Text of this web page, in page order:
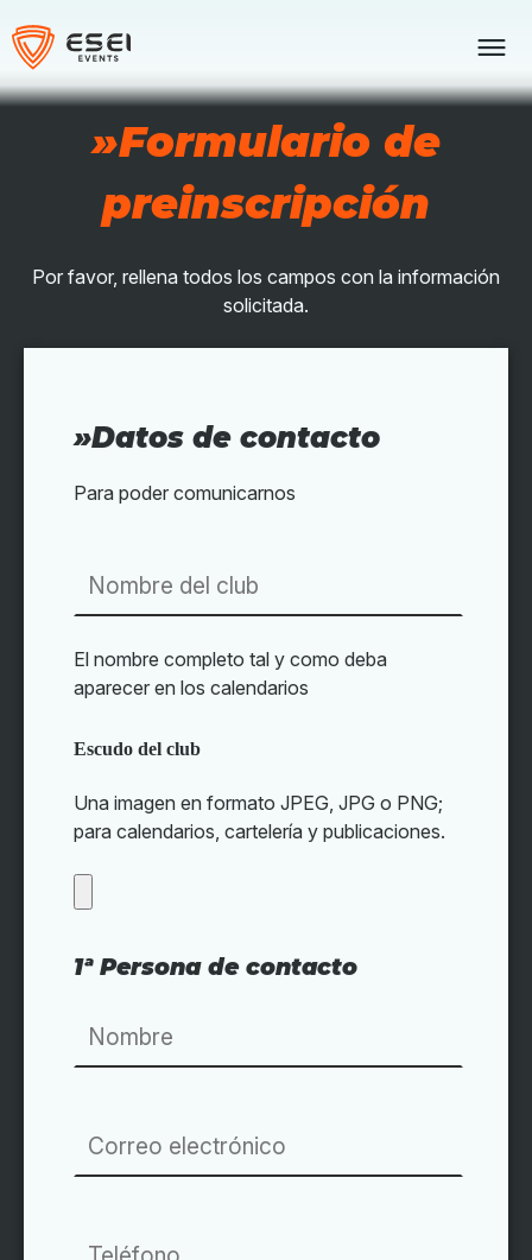
to
content
»Formulario de
preinscripción
Por favor, rellena todos los campos con la información
solicitada.
»Datos de contacto
Para poder comunicarnos
El nombre completo tal y como deba
aparecer en los calendarios
Escudo del club
Una imagen en formato JPEG, JPG o PNG;
para calendarios, cartelería y publicaciones.
1ª Persona de contacto